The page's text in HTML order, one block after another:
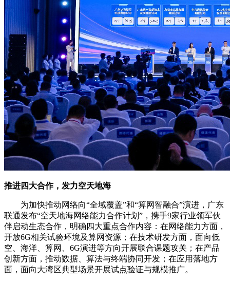
推进四大合作，发力空天地海
为加快推动网络向“全域覆盖”和“算网智融合”演进，广东
联通发布“空天地海网络能力合作计划”，携手9家行业领军伙
伴启动生态合作，明确四大重点合作内容：在网络能力方面，
开放6G相关试验环境及算网资源；在技术研发方面，面向低
空、海洋、算网、6G演进等方向开展联合课题攻关；在产品
创新方面，推动数据、算法与终端协同开发；在应用落地方
面，面向大湾区典型场景开展试点验证与规模推广。